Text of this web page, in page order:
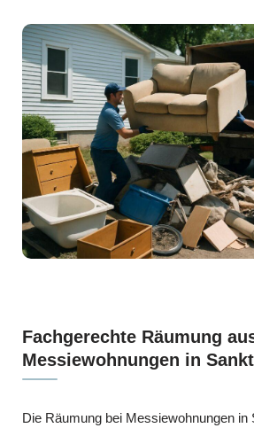
Fachgerechte Räumung
Messiewohnungen in
Die Räumung bei Messiewohnungen in